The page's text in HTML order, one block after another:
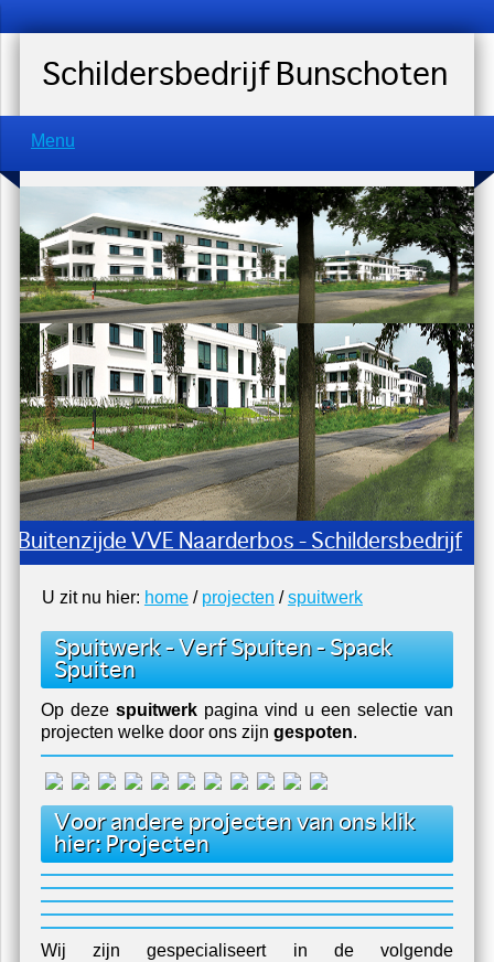
Schildersbedrijf Bunschoten
Menu
Buitenzijde VVE Naarderbos - Schildersbedrijf
U zit nu hier: home/ projecten /spuitwerk
Spuitwerk - Verf Spuiten - Spack
Spuiten
Op dezespuitwerk pagina vind u een selectie van
projecten welke door ons zijngespoten.
Voor andere projecten van ons klik
hier: Projecten
Wij zijn gespecialiseert in de volgende